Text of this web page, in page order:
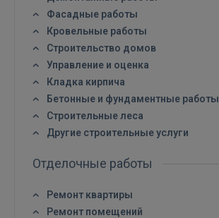
Войти
ВОЙТИ
Забыли пароль?
Фасадные работы
Кровельные работы
Строительство домов
Управление и оценка
Кладка кирпича
Бетонные и фундаментные работы
Строительные леса
Другие строительные услуги
Отделочные работы
Ремонт квартиры
Ремонт помещений